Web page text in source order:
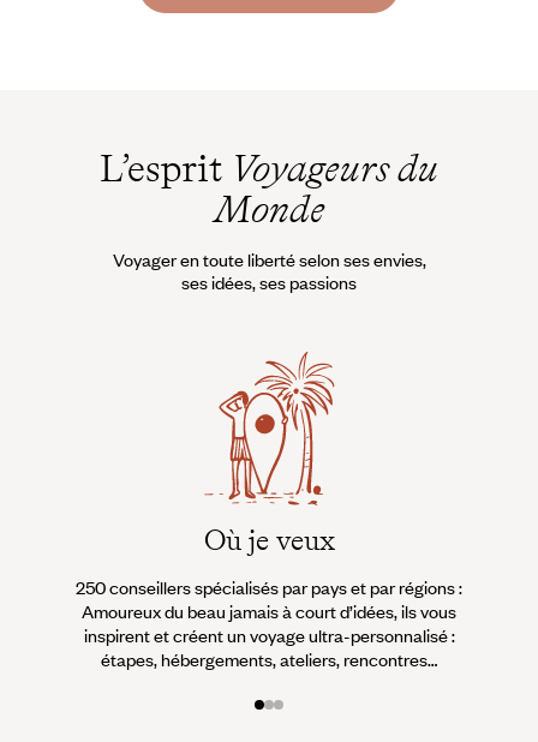
L’esprit Voyageurs du
Monde
Voyager en toute liberté selon ses envies,
ses idées, ses passions
Où je veux
250 conseillers spécialisés par pays et par régions :
Amoureux du beau jamais à court d’idées, ils vous
inspirent et créent un voyage ultra-personnalisé :
étapes, hébergements, ateliers, rencontres…